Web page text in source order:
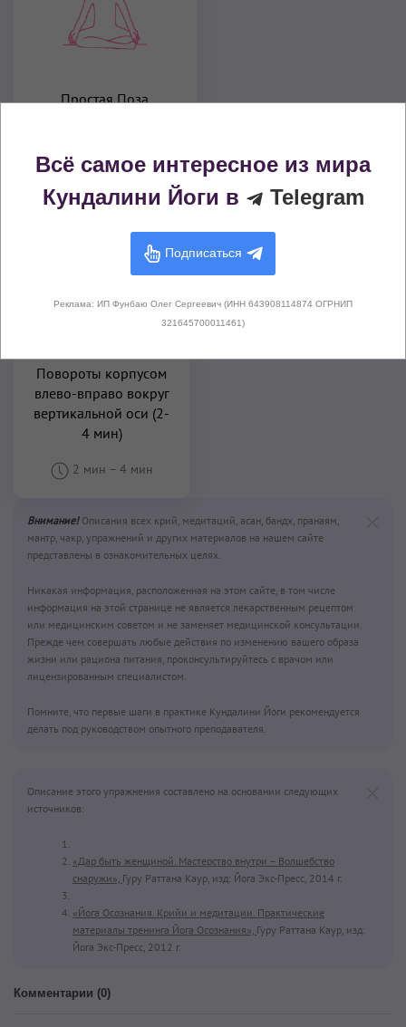
Простая Поза
Другие варианты этого упражнения
Повороты корпусом
влево-вправо вокруг
вертикальной оси (2-
4 мин)
2 мин – 4 мин
Внимание!Описания всех крий, медитаций, асан, бандх, пранаям,
мантр, чакр, упражнений и других материалов на нашем сайте
представлены в ознакомительных целях.
Никакая информация, расположенная на этом сайте, в том числе
информация на этой странице не является лекарственным рецептом
или медицинским советом и не заменяет медицинской консультации.
Прежде чем совершать любые действия по изменению вашего образа
жизни или рациона питания, проконсультируйтесь с врачом или
лицензированным специалистом.
Помните, что первые шаги в практике Кундалини Йоги рекомендуется
делать под руководством опытного преподавателя.
Описание этого упражнения составлено на основании следующих
источников:
«Дар быть женщиной. Мастерство внутри – Волшебство
снаружи», Гуру Раттана Каур, изд: Йога Экс-Пресс, 2014 г.
«Йога Осознания. Крийи и медитации. Практические
материалы тренинга Йога Осознания», Гуру Раттана Каур, изд:
Йога Экс-Пресс, 2012 г.
Комментарии (0)
Всё самое интересное из мира
Кундалини Йоги в
Telegram
Подписаться
Реклама: ИП Фунбаю Олег Сергеевич (ИНН 643908114874 ОГРНИП
321645700011461)